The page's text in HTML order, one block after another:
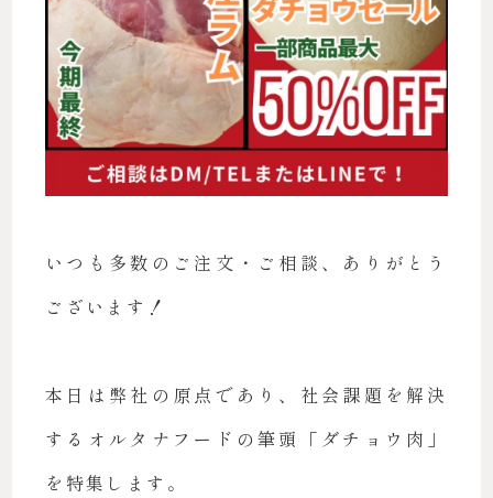
いつも多数のご注文・ご相談、ありがとう
ございます！
本日は弊社の原点であり、社会課題を解決
するオルタナフードの筆頭「ダチョウ肉」
を特集します。